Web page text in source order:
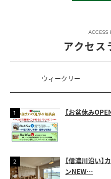
アクセス
ウィークリー
【お盆休み
【信濃川沿い
ンNEW…